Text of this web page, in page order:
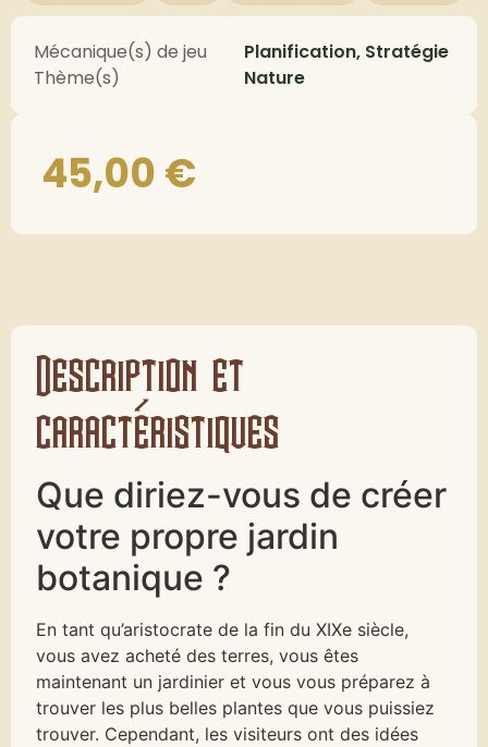
Mécanique(s) de jeu
Planification, Stratégie
Thème(s)
Nature
45,00€
Description et
caractéristiques
Que diriez-vous de créer
votre propre jardin
botanique ?
En tant qu’aristocrate de la fin du XIXe siècle,
vous avez acheté des terres, vous êtes
maintenant un jardinier et vous vous préparez à
trouver les plus belles plantes que vous puissiez
trouver. Cependant, les visiteurs ont des idées